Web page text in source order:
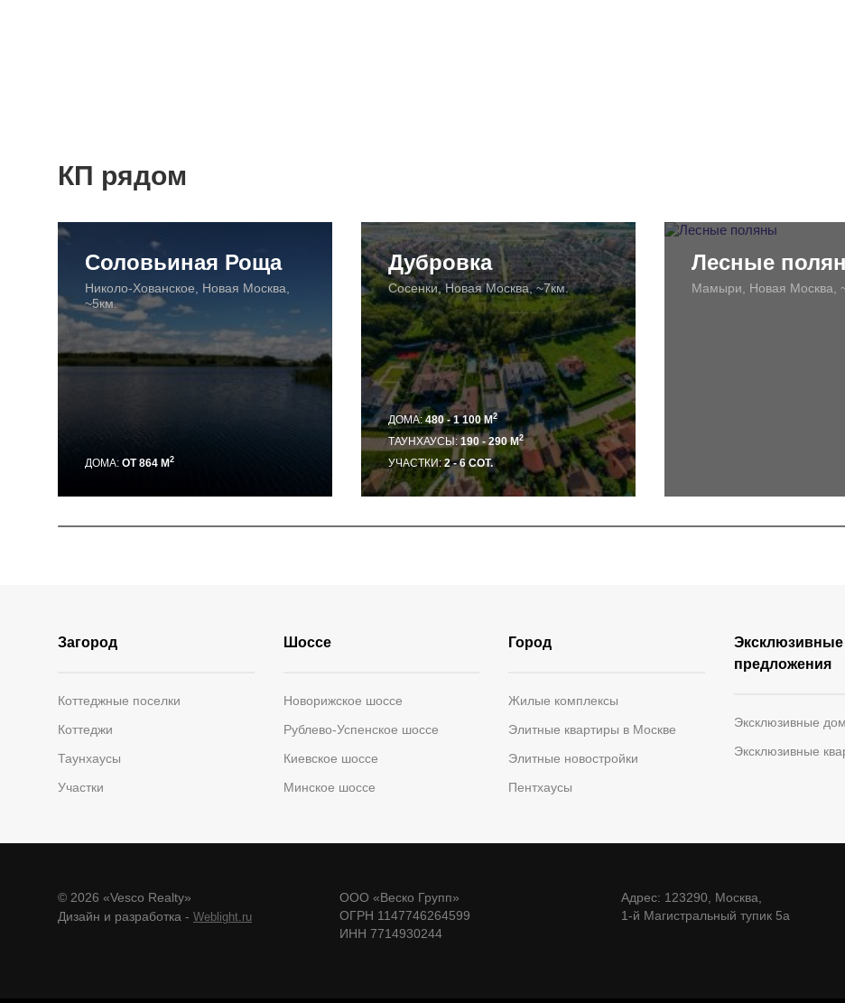
КП рядом
Соловьиная Роща
Николо-Хованское, Новая Москва,
~5км.
ДОМА: ОТ 864 М 2
Дубровка
Сосенки, Новая Москва, ~7км.
ДОМА:480 - 1 100 М2
ТАУНХАУСЫ: 190 - 290 М 2
УЧАСТКИ:2 - 6 СОТ.
Лесные
Мамыри, Новая Москва,
Загород
Коттеджные поселки
Коттеджи
Таунхаусы
Участки
Шоссе
Новорижское шоссе
Рублево-Успенское шоссе
Киевское шоссе
Минское шоссе
Город
Жилые комплексы
Элитные квартиры в Москве
Элитные новостройки
Пентхаусы
Эксклюзивные
предложения
Эксклюзивные
Эксклюзивные
© 2026 «Vesco Realty»
Дизайн и разработка - Weblight.ru
ООО «Веско Групп»
ОГРН 1147746264599
ИНН 7714930244
Адрес: 123290, Москва,
1-й Магистральный тупик 5а